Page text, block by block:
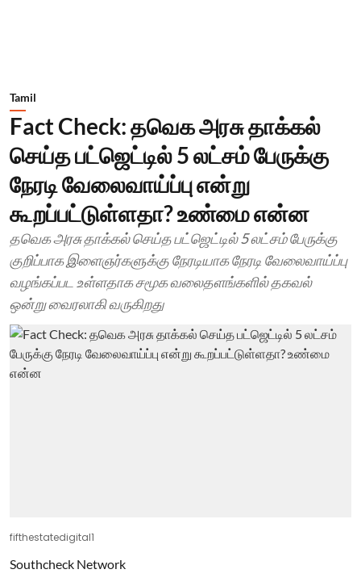
Tamil
Fact Check: தவெக அரசு தாக்கல்
செய்த பட்ஜெட்டில் 5 லட்சம் பேருக்கு
நேரடி வேலைவாய்ப்பு என்று
கூறப்பட்டுள்ளதா? உண்மை என்ன
தவெக அரசு தாக்கல் செய்த பட்ஜெட்டில் 5 லட்சம் பேருக்கு
குறிப்பாக இளைஞர்களுக்கு நேரடியாக நேரடி வேலைவாய்ப்பு
வழங்கப்பட உள்ளதாக சமூக வலைதளங்களில் தகவல்
ஒன்று வைரலாகி வருகிறது
fifthestatedigital1
Southcheck Network